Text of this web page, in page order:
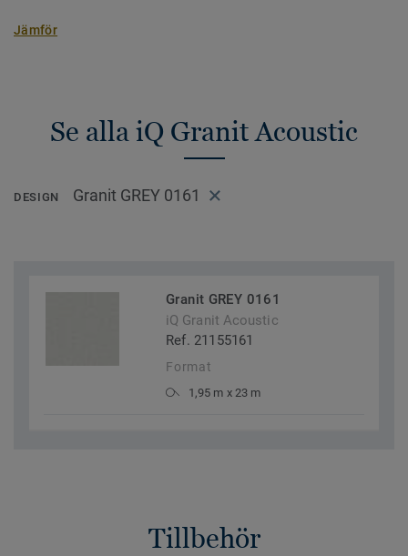
Jämför
Se alla iQ Granit Acoustic
DESIGN Granit GREY 0161
Granit GREY 0161
iQ Granit Acoustic
Ref. 21155161
Format
1,95 m x 23 m
Tillbehör